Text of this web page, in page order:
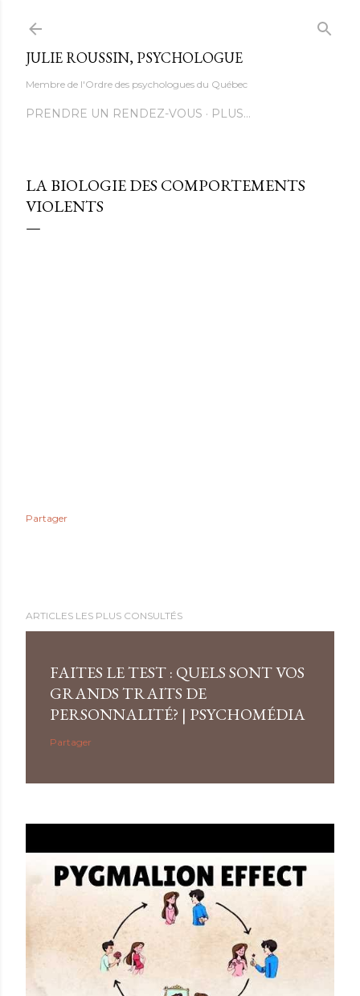
JULIE ROUSSIN, PSYCHOLOGUE
Membre de l'Ordre des psychologues du Québec
PRENDRE UN RENDEZ-VOUS PLUS…
LA BIOLOGIE DES COMPORTEMENTS
VIOLENTS
Partager
ARTICLES LES PLUS CONSULTÉS
FAITES LE TEST : QUELS SONT VOS
GRANDS TRAITS DE
PERSONNALITÉ? | PSYCHOMÉDIA
Partager